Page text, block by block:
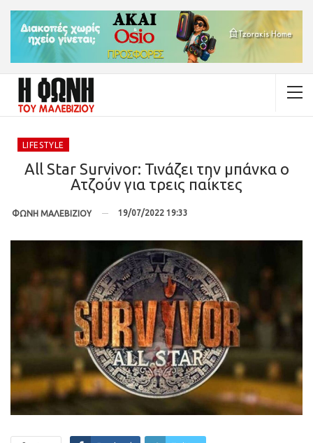
LIFESTYLE
All Star Survivor: Τινάζει την μπάνκα ο
Ατζούν για τρεις παίκτες
ΦΩΝΗ ΜΑΛΕΒΙΖΙΟΥ 19/07/2022 19:33